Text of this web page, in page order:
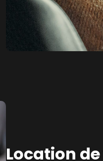
Location